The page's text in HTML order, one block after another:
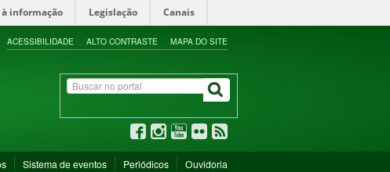
à informação Legislação Canais
ACESSIBILIDADE ALTO CONTRASTE MAPA DO SITE
Sistema de eventos Periódicos Ouvidoria